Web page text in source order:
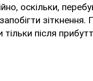
оскільки,
після